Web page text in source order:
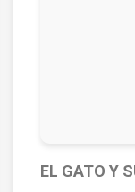
EL GATO Y